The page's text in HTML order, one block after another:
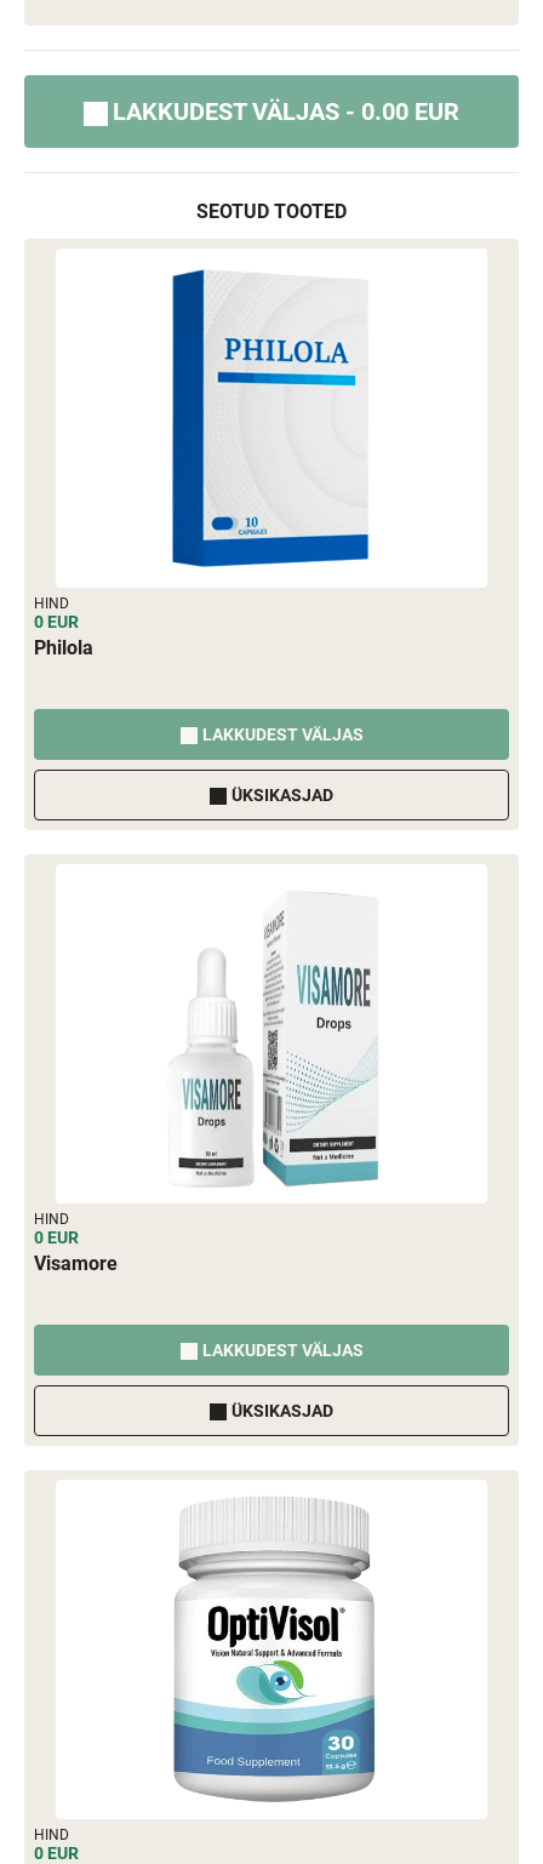
LAKKUDEST VÄLJAS - 0.00 EUR
SEOTUD TOOTED
HIND
0 EUR
Philola
LAKKUDEST VÄLJAS
ÜKSIKASJAD
HIND
0 EUR
Visamore
LAKKUDEST VÄLJAS
ÜKSIKASJAD
HIND
0 EUR